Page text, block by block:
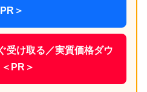
PR＞
受け取る／実質価格ダウ
＜PR＞